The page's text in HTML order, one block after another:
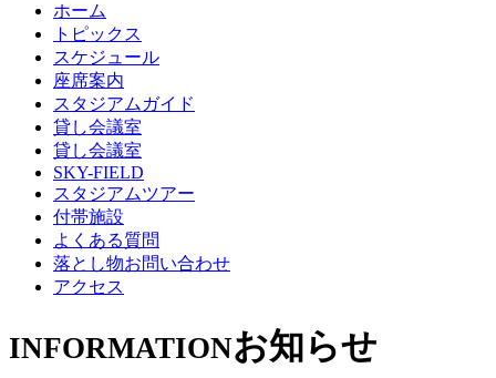
ホーム
トピックス
スケジュール
座席案内
スタジアムガイド
貸し会議室
貸し会議室
SKY-FIELD
スタジアムツアー
付帯施設
よくある質問
落とし物お問い合わせ
アクセス
INFORMATIONお知らせ